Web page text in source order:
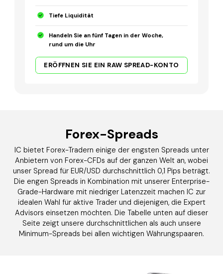
Tiefe Liquidität
Handeln Sie an fünf Tagen in der Woche,
rund um die Uhr
ERÖFFNEN SIE EIN RAW SPREAD-KONTO
Forex-Spreads
IC bietet Forex-Tradern einige der engsten Spreads unter
Anbietern von Forex-CFDs auf der ganzen Welt an, wobei
unser Spread für EUR/USD durchschnittlich 0,1 Pips beträgt.
Die engen Spreads in Kombination mit unserer Enterprise-
Grade-Hardware mit niedriger Latenzzeit machen IC zur
idealen Wahl für aktive Trader und diejenigen, die Expert
Advisors einsetzen möchten. Die Tabelle unten auf dieser
Seite zeigt unsere durchschnittlichen als auch unsere
Minimum-Spreads bei allen wichtigen Währungspaaren.